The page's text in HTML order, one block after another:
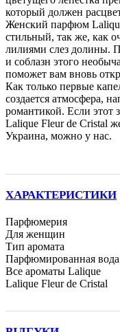
который должен
Женский парфюм
стильный, так же, как
лилиями слез долины.
и соблазн этого
поможет вам вновь
Как только первые
создается атмосфера,
романтикой. Если этот
Lalique Fleur de Cristal
Украина, можно у нас.
ХАРАКТЕРИСТИКИ
Парфюмерия
Для женщин
Тип аромата
Парфюмированная вода
Все ароматы Lalique
Lalique Fleur de Cristal